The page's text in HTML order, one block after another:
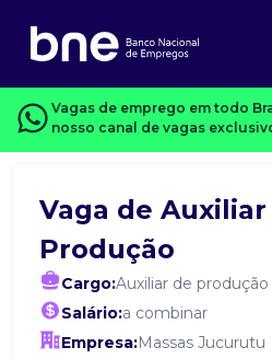
Vagas de emprego em todo
nosso canal de vagas
Vaga de
Produção
Cargo:Auxiliar de produção
Salário:a combinar
Empresa:Massas Jucurutu